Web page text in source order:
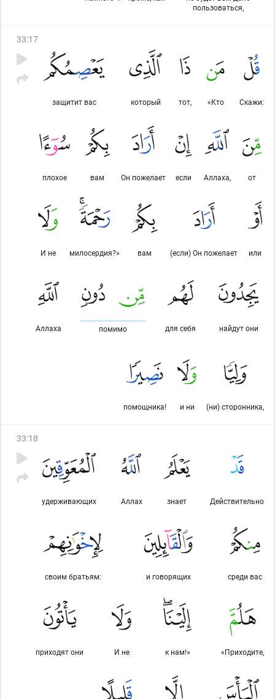
пользоваться,
33:17
Скажи:
«Кто
тот,
который
защитит вас
от
Аллаха,
если
Он пожелает
вам
плохое
или
(если) Он пожелает
вам
милосердия?»
И не
найдут они
для себя
помимо
Аллаха
(ни) сторонника,
и ни
помощника!
33:18
Действительно
знает
Аллах
удерживающих
среди вас
и говорящих
своим братьям:
«Приходите,
к нам!»
И не
приходят они